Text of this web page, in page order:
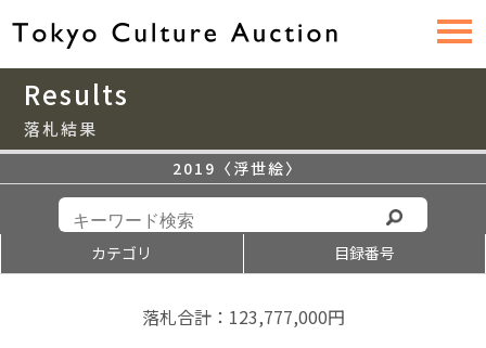
Results
落札結果
2019〈浮世絵〉
カテゴリ 目録番号
落札合計：123,777,000円